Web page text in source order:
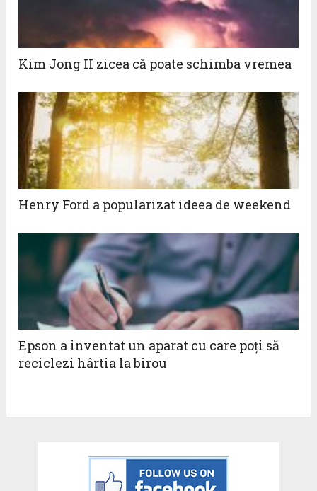
Kim Jong II zicea că poate schimba vremea
Henry Ford a popularizat ideea de weekend
Epson a inventat un aparat cu care poți să
reciclezi hârtia la birou